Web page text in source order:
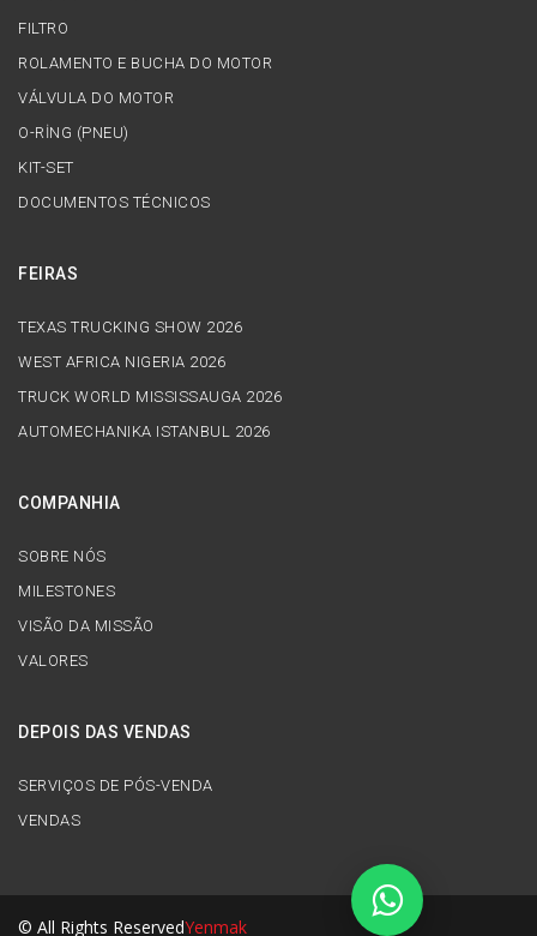
FILTRO
ROLAMENTO E BUCHA DO MOTOR
VÁLVULA DO MOTOR
O-RİNG (PNEU)
KIT-SET
DOCUMENTOS TÉCNICOS
FEIRAS
TEXAS TRUCKING SHOW 2026
WEST AFRICA NIGERIA 2026
TRUCK WORLD MISSISSAUGA 2026
AUTOMECHANIKA ISTANBUL 2026
COMPANHIA
SOBRE NÓS
MILESTONES
VISÃO DA MISSÃO
VALORES
DEPOIS DAS VENDAS
SERVIÇOS DE PÓS-VENDA
VENDAS
© All Rights ReservedYenmak